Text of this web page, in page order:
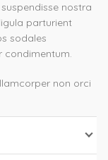
nostra
parturient
sodales
condimentum.
non orci